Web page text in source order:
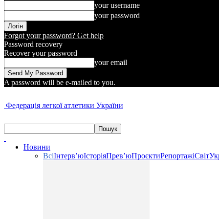
your username
your password
Forgot your password? Get help
Password recovery
Recover your password
your email
A password will be e-mailed to you.
Федерація легкої атлетики України
Новини
ВсіІнтерв’юІсторіяПрев’юПроєктиРепортажіСвіт